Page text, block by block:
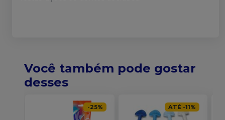
Você também pode gostar
desses
-25% ATÉ -11%